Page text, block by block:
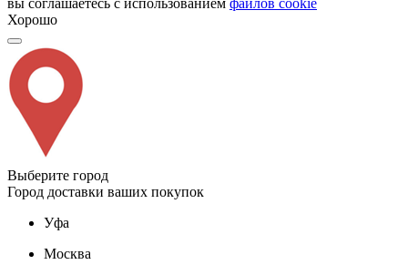
Хорошо
Выберите город
Город доставки ваших покупок
Уфа
Москва